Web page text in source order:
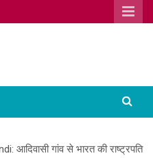
गांव से भारत की राष्ट्रपति